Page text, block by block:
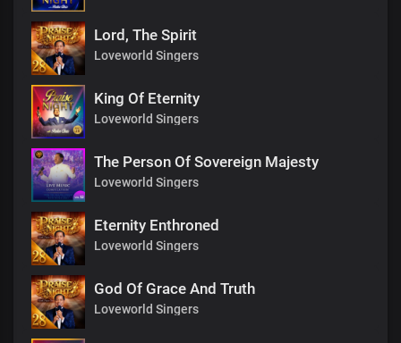
Lord, The Spirit
Loveworld Singers
King Of Eternity
Loveworld Singers
The Person Of Sovereign Majesty
Loveworld Singers
Eternity Enthroned
Loveworld Singers
God Of Grace And Truth
Loveworld Singers